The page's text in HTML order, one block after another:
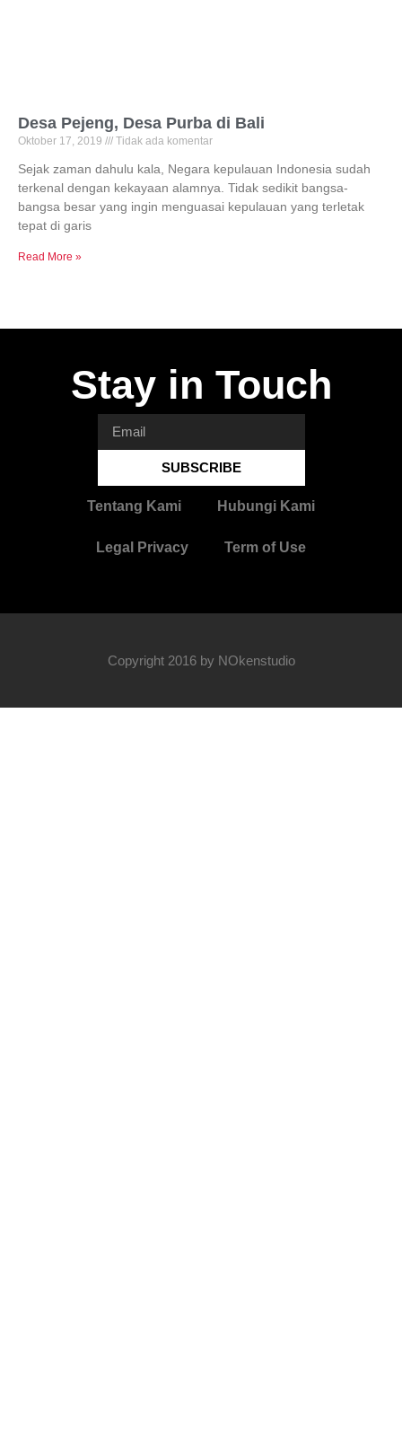
Desa Pejeng, Desa Purba di Bali
Oktober 17, 2019 Tidak ada komentar
Sejak zaman dahulu kala, Negara kepulauan Indonesia sudah
terkenal dengan kekayaan alamnya. Tidak sedikit bangsa-
bangsa besar yang ingin menguasai kepulauan yang terletak
tepat di garis
Read More »
Stay in Touch
SUBSCRIBE
Tentang Kami Hubungi Kami
Legal Privacy Term of Use
Copyright 2016 by NOkenstudio